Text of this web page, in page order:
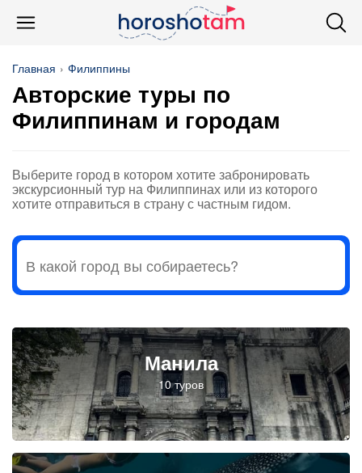
Главная Филиппины
Авторские туры по
Филиппинам и городам
Выберите город в котором хотите забронировать
экскурсионный тур на Филиппинах или из которого
хотите отправиться в страну с частным гидом.
Манила